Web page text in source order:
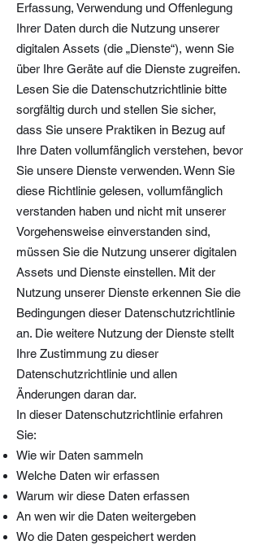
Erfassung, Verwendung und Offenlegung
Ihrer Daten durch die Nutzung unserer
digitalen Assets (die „Dienste“), wenn Sie
über Ihre Geräte auf die Dienste zugreifen.
Lesen Sie die Datenschutzrichtlinie bitte
sorgfältig durch und stellen Sie sicher,
dass Sie unsere Praktiken in Bezug auf
Ihre Daten vollumfänglich verstehen, bevor
Sie unsere Dienste verwenden. Wenn Sie
diese Richtlinie gelesen, vollumfänglich
verstanden haben und nicht mit unserer
Vorgehensweise einverstanden sind,
müssen Sie die Nutzung unserer digitalen
Assets und Dienste einstellen. Mit der
Nutzung unserer Dienste erkennen Sie die
Bedingungen dieser Datenschutzrichtlinie
an. Die weitere Nutzung der Dienste stellt
Ihre Zustimmung zu dieser
Datenschutzrichtlinie und allen
Änderungen daran dar.
In dieser Datenschutzrichtlinie erfahren
Sie:
Wie wir Daten sammeln
Welche Daten wir erfassen
Warum wir diese Daten erfassen
An wen wir die Daten weitergeben
Wo die Daten gespeichert werden